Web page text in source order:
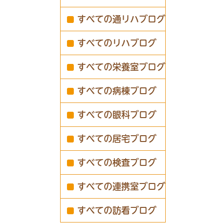
すべての通リハブログ
すべてのリハブログ
すべての栄養室ブログ
すべての病棟ブログ
すべての眼科ブログ
すべての居宅ブログ
すべての検査ブログ
すべての連携室ブログ
すべての訪看ブログ